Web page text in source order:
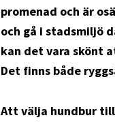
promenad och är
och gå i stadsmiljö
kan det vara skönt
Det finns både
Att välja hundbur